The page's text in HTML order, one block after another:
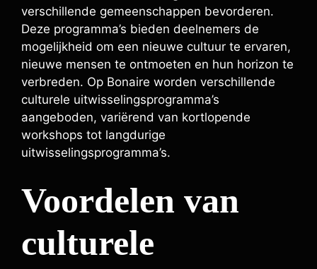
verschillende gemeenschappen bevorderen.
Deze programma’s bieden deelnemers de
mogelijkheid om een nieuwe cultuur te ervaren,
nieuwe mensen te ontmoeten en hun horizon te
verbreden. Op Bonaire worden verschillende
culturele uitwisselingsprogramma’s
aangeboden, variërend van kortlopende
workshops tot langdurige
uitwisselingsprogramma’s.
Voordelen van
culturele